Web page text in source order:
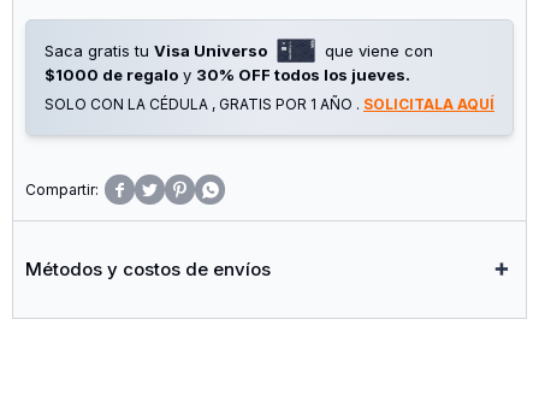
Saca gratis tu Visa Universo
que viene con
$1000 de regalo y 30% OFF todos los jueves.
SOLO CON LA CÉDULA , GRATIS POR 1 AÑO . SOLICITALA AQUÍ
   
Métodos y costos de envíos